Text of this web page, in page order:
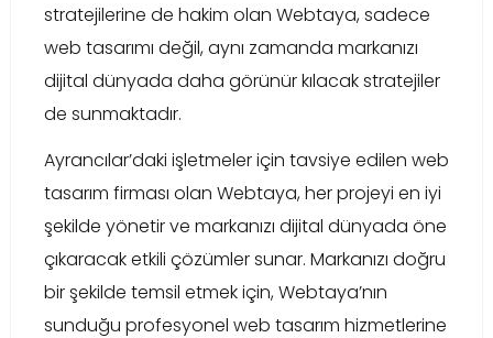
stratejilerine de hakim olan Webtaya, sadece
web tasarımı değil, aynı zamanda markanızı
dijital dünyada daha görünür kılacak stratejiler
de sunmaktadır.
Ayrancılar’daki işletmeler için tavsiye edilen web
tasarım firması olan Webtaya, her projeyi en iyi
şekilde yönetir ve markanızı dijital dünyada öne
çıkaracak etkili çözümler sunar. Markanızı doğru
bir şekilde temsil etmek için, Webtaya’nın
sunduğu profesyonel web tasarım hizmetlerine